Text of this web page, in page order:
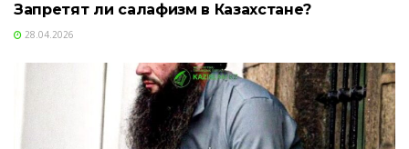
Запретят ли салафизм в Казахстане?
28.04.2026